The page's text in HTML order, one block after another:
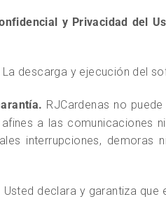
y Privacidad del
La descarga y ejecución del
RJCardenas no
a las comunicaciones
interrupciones,
Usted declara y garantiza